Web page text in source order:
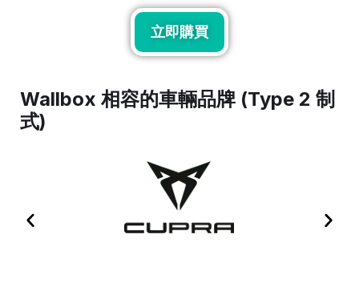
立即購買
Wallbox 相容的車輛品牌 (Type 2 制
式)